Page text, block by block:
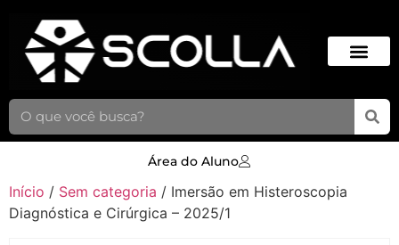
Área do Aluno
Início / Sem categoria / Imersão em Histeroscopia
Diagnóstica e Cirúrgica – 2025/1